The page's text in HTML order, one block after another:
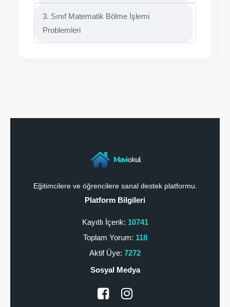
3. Sınıf Matematik Bölme İşlemi
Problemleri
Maviokul
Eğitimcilere ve öğrencilere sanal destek platformu.
Platform Bilgileri
Kayıtlı İçerik: 10741
Toplam Yorum: 118
Aktif Üye: 7272
Sosyal Medya